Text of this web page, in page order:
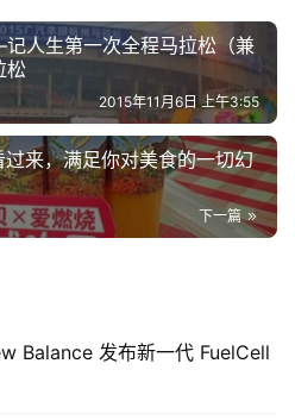
人生第一次全程马拉松（兼
松
2015年11月6日 上午3:55
来，满足你对美食的一切幻
下一篇
Balance 发布新一代 FuelCell